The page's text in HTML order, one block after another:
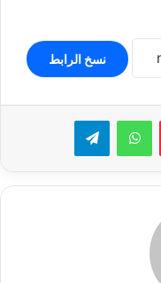
نسخ الرابط
بينتيريستواتساب تيلقرام